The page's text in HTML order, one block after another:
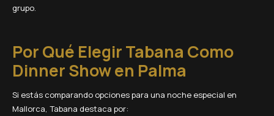
grupo.
Por Qué Elegir Tabana Como
Dinner Show en Palma
Si estás comparando opciones para una noche especial en
Mallorca, Tabana destaca por: